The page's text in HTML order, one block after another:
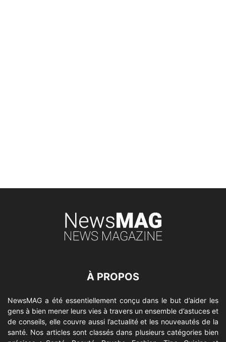
À PROPOS
NewsMAG a été essentiellement conçu dans le but d’aider les
gens à bien mener leurs vies à travers un ensemble d’astuces et
de conseils, elle couvre aussi l’actualité et les nouveautés de la
santé. Nos articles sont classés dans plusieurs catégories bien